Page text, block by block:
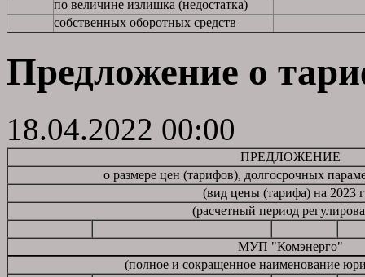
по величине излишка (недостатка)
собственных оборотных средств
Предложение о
18.04.2022 00:00
ПРЕДЛОЖЕНИЕ
о размере цен (тарифов), долгосрочных
(вид цены (тарифа) на 2023
(расчетный период
МУП "Комэнерго"
(полное и сокращенное наименование